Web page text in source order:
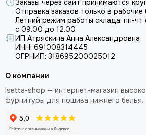
Заказы через сайт принимаются
Отправка заказов только в рабочие
Летний режим работы склада: пн-
с 09.00 до 12.00
ИП Атряскина Анна Александровна
ИНН: 691008314445
ОГРНИП: 318695200025012
О компании
Isetta-shop — интернет-магазин
фурнитуры для пошива нижнего белья.